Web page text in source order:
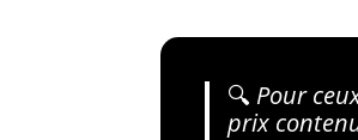
🔍 Pour
prix